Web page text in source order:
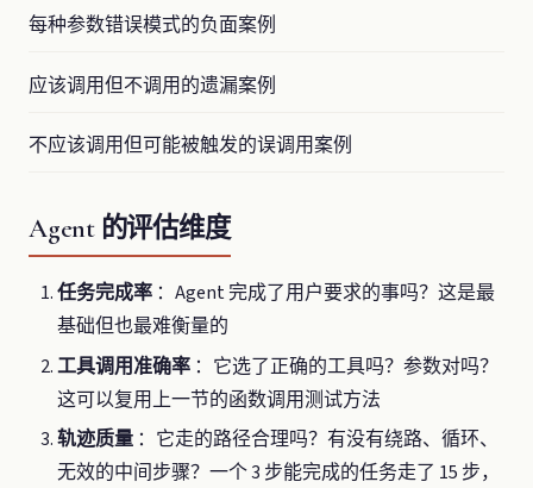
每种参数错误模式的负面案例
应该调用但不调用的遗漏案例
不应该调用但可能被触发的误调用案例
Agent 的评估维度
任务完成率 ：Agent 完成了用户要求的事吗？这是最
基础但也最难衡量的
工具调用准确率 ：它选了正确的工具吗？参数对吗？
这可以复用上一节的函数调用测试方法
轨迹质量 ：它走的路径合理吗？有没有绕路、循环、
无效的中间步骤？一个 3 步能完成的任务走了 15 步，